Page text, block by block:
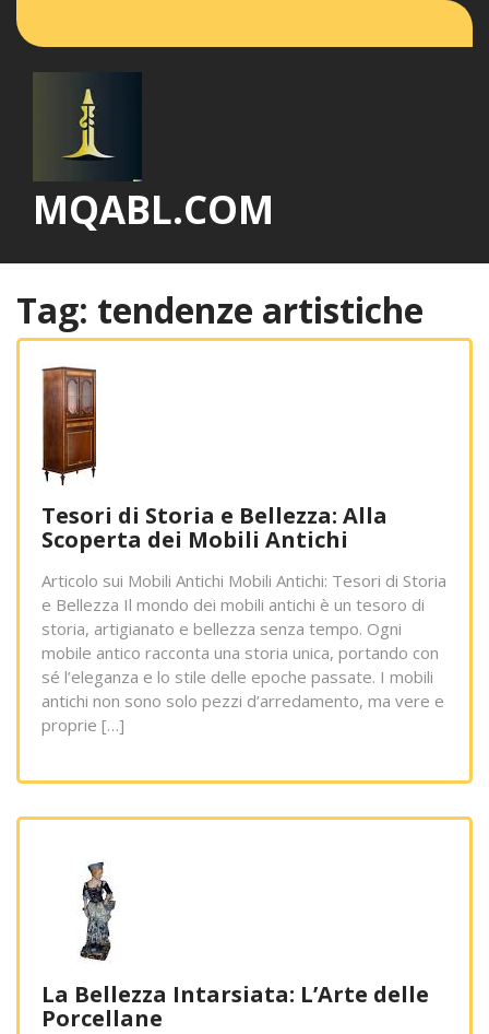
MQABL.COM
Tag: tendenze artistiche
Tesori di Storia e Bellezza: Alla
Scoperta dei Mobili Antichi
Articolo sui Mobili Antichi Mobili Antichi: Tesori di Storia
e Bellezza Il mondo dei mobili antichi è un tesoro di
storia, artigianato e bellezza senza tempo. Ogni
mobile antico racconta una storia unica, portando con
sé l’eleganza e lo stile delle epoche passate. I mobili
antichi non sono solo pezzi d’arredamento, ma vere e
proprie […]
La Bellezza Intarsiata: L’Arte delle
Porcellane